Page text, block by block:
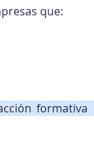
que:
formativa